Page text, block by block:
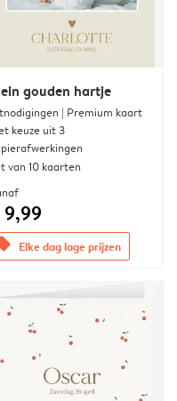
gouden hartje
| Premium kaart
keuze uit 3
van 10 kaarten
Elke dag lage prijzen